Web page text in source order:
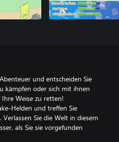
und entscheiden Sie
kämpfen oder sich mit ihnen
Weise zu retten!
Helden und treffen Sie
Sie die Welt in diesem
als Sie sie vorgefunden